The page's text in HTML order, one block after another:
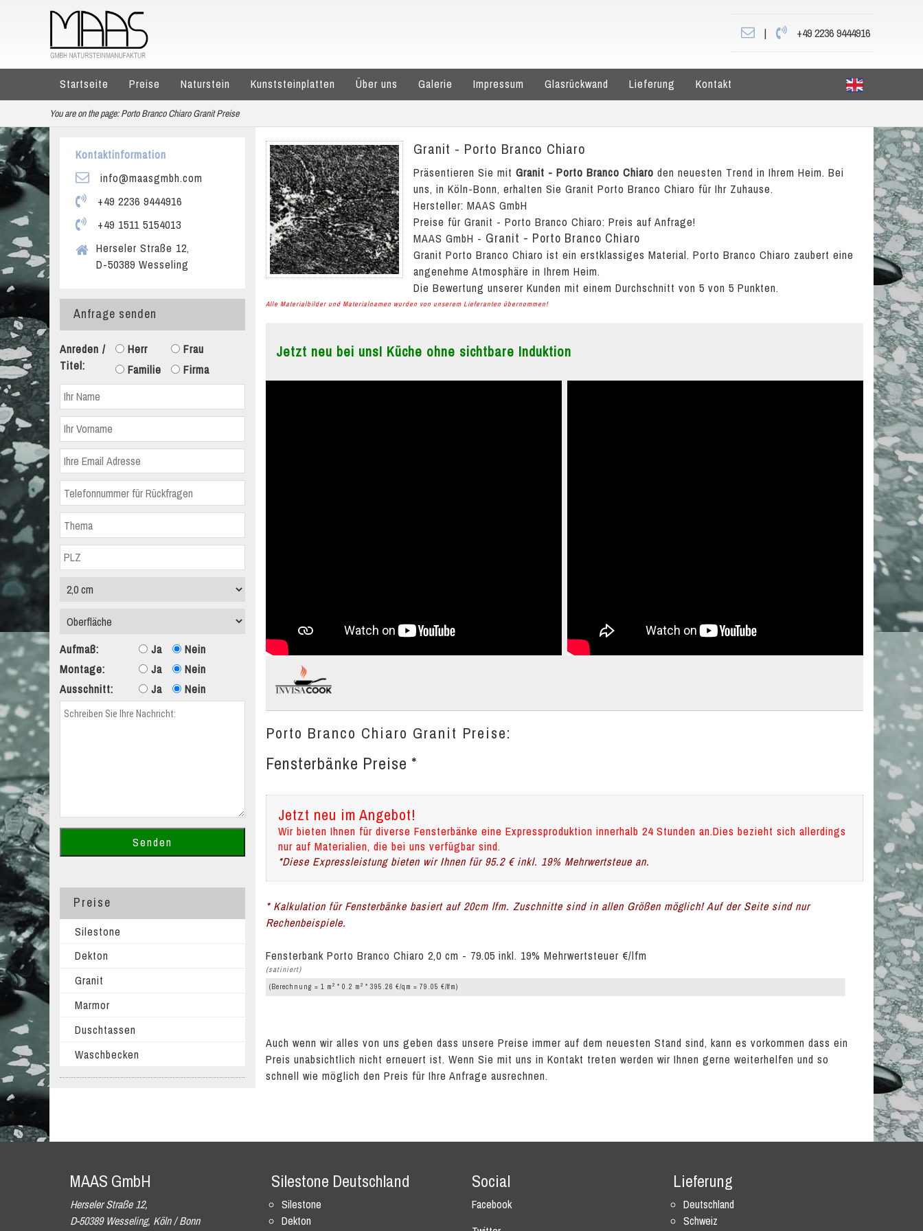
| +49 2236 9444916
Startseite Preise Naturstein Kunststeinplatten Über uns Galerie Impressum Glasrückwand Lieferung Kontakt
You are on the page: Porto Branco Chiaro Granit Preise
Granit - Porto Branco Chiaro
Präsentieren Sie mit Granit - Porto Branco Chiaro den neuesten Trend in Ihrem Heim. Bei
uns, in Köln-Bonn, erhalten Sie Granit Porto Branco Chiaro für Ihr Zuhause.
Hersteller: MAAS GmbH
Preise für Granit - Porto Branco Chiaro: Preis auf Anfrage!
MAAS GmbH - Granit - Porto Branco Chiaro
Granit Porto Branco Chiaro ist ein erstklassiges Material. Porto Branco Chiaro zaubert eine
angenehme Atmosphäre in Ihrem Heim.
Die Bewertung unserer Kunden mit einem Durchschnitt von 5 von 5 Punkten.
Alle Materialbilder und Materialnamen wurden von unserem Lieferanten übernommen!
Jetzt neu bei uns! Küche ohne sichtbare Induktion
Porto Branco Chiaro Granit Preise:
Fensterbänke Preise *
Jetzt neu im Angebot!
Wir bieten Ihnen für diverse Fensterbänke eine Expressproduktion innerhalb 24 Stunden an.Dies bezieht sich allerdings
nur auf Materialien, die bei uns verfügbar sind.
*Diese Expressleistung bieten wir Ihnen für 95.2 € inkl. 19% Mehrwertsteue an.
* Kalkulation für Fensterbänke basiert auf 20cm lfm. Zuschnitte sind in allen Größen möglich! Auf der Seite sind nur
Rechenbeispiele.
Fensterbank Porto Branco Chiaro 2,0 cm - 79.05 inkl. 19% Mehrwertsteuer €/lfm
(satiniert)
(Berechnung = 1 m 2 * 0.2 m 2 * 395.26 €/qm = 79.05 €/lfm)
Auch wenn wir alles von uns geben dass unsere Preise immer auf dem neuesten Stand sind, kann es vorkommen dass ein
Preis unabsichtlich nicht erneuert ist. Wenn Sie mit uns in Kontakt treten werden wir Ihnen gerne weiterhelfen und so
schnell wie möglich den Preis für Ihre Anfrage ausrechnen.
Kontaktinformation
info@maasgmbh.com
+49 2236 9444916
+49 1511 5154013
Herseler Straße 12,
D-50389 Wesseling
Anfrage senden
Anreden /
Titel:
Herr
Frau
Familie
Firma
Aufmaß: Ja
Nein
Montage:
Ja
Nein
Ausschnitt:
Ja Nein
Preise
Silestone
Dekton
Granit
Marmor
Duschtassen
Waschbecken
MAAS GmbH
Herseler Straße 12,
D-50389 Wesseling, Köln / Bonn
Silestone Deutschland
Silestone
Dekton
Social
Facebook
Lieferung
Deutschland
Schweiz